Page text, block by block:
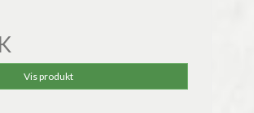
Vis produkt